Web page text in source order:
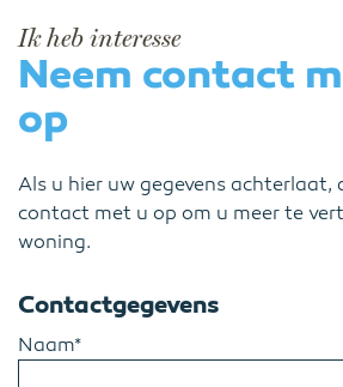
Ik heb interesse
Neem contact
op
Als u hier uw gegevens achterlaat,
contact met u op om u meer te
woning.
Contactgegevens
Naam*